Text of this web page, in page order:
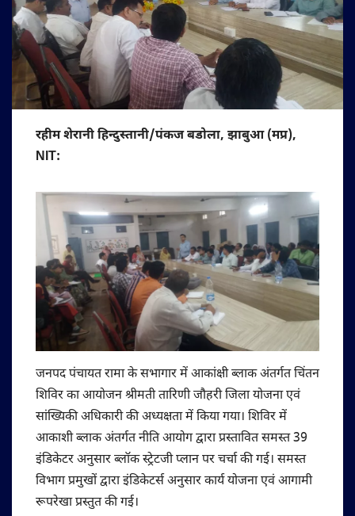
रहीम शेरानी हिन्दुस्तानी/पंकज बडोला, झाबुआ (मप्र),
NIT:
जनपद पंचायत रामा के सभागार में आकांक्षी ब्लाक अंतर्गत चिंतन
शिविर का आयोजन श्रीमती तारिणी जौहरी जिला योजना एवं
सांख्यिकी अधिकारी की अध्यक्षता में किया गया। शिविर में
आकाशी ब्लाक अंतर्गत नीति आयोग द्वारा प्रस्तावित समस्त 39
इंडिकेटर अनुसार ब्लॉक स्ट्रेटजी प्लान पर चर्चा की गई। समस्त
विभाग प्रमुखों द्वारा इंडिकेटर्स अनुसार कार्य योजना एवं आगामी
रूपरेखा प्रस्तुत की गई।